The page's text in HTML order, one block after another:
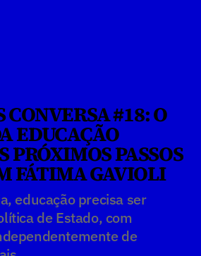
CONVERSA #18: O
EDUCAÇÃO
PRÓXIMOS PASSOS
FÁTIMA GAVIOLI
educação precisa ser
de Estado, com
de